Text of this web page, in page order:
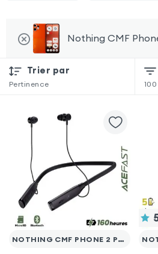
Nothing CMF
Trier par
Pertinence 100
NOTHING CMF PHONE 2 PRO